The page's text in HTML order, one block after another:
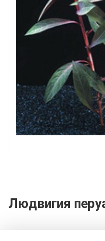
Людвигия